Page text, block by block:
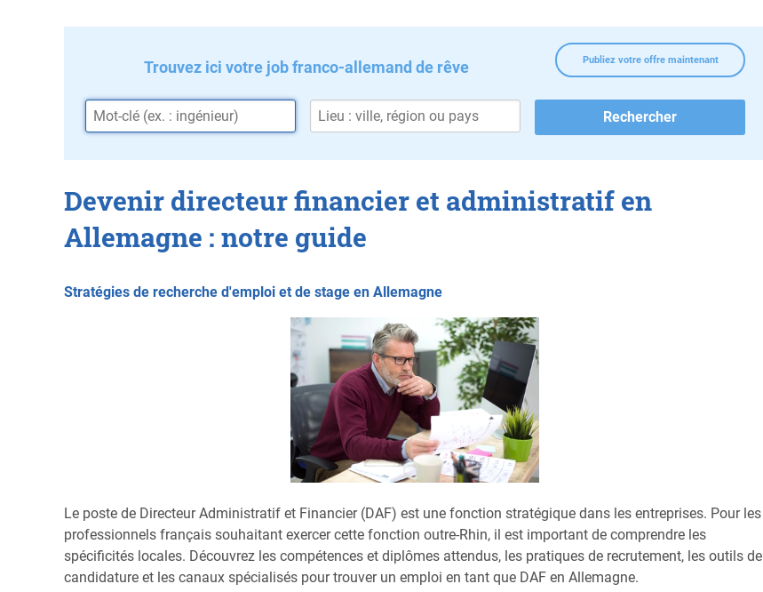
Publiez votre offre maintenant
Trouvez ici votre job franco-allemand de rêve
Devenir directeur financier et administratif en
Allemagne : notre guide
Stratégies de recherche d'emploi et de stage en Allemagne
Le poste de Directeur Administratif et Financier (DAF) est une fonction stratégique dans les entreprises. Pour les
professionnels français souhaitant exercer cette fonction outre-Rhin, il est important de comprendre les
spécificités locales. Découvrez les compétences et diplômes attendus, les pratiques de recrutement, les outils de
candidature et les canaux spécialisés pour trouver un emploi en tant que DAF en Allemagne.